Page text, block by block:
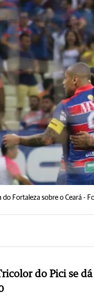
Fortaleza sobre o Ceará -
do Pici se